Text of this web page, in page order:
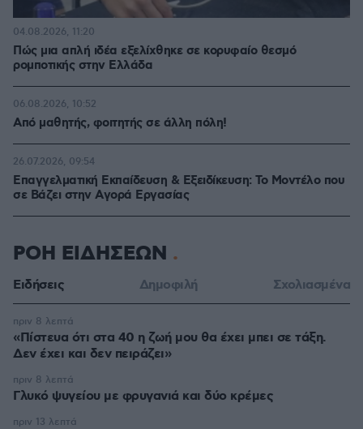
Πώς μια απλή ιδέα εξελίχθηκε σε κορυφαίο θεσμό
ρομποτικής στην Ελλάδα
04.08.2026, 11:20
Από μαθητής, φοιτητής σε άλλη πόλη!
06.08.2026, 10:52
Επαγγελματική Εκπαίδευση & Εξειδίκευση: Το Mοντέλο που
σε Bάζει στην Aγορά Eργασίας
26.07.2026, 09:54
ΡΟΗ ΕΙΔΗΣΕΩΝ
Ειδήσεις Δημοφιλή Σχολιασμένα
«Πίστευα ότι στα 40 η ζωή μου θα έχει μπει σε τάξη.
Δεν έχει και δεν πειράζει»
πριν 8 λεπτά
Γλυκό ψυγείου με φρυγανιά και δύο κρέμες
πριν 8 λεπτά
πριν 13 λεπτά